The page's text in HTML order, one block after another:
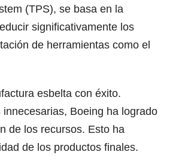
(TPS), se basa en la
significativamente los
de herramientas como el
esbelta con éxito.
Boeing ha logrado
de los recursos. Esto ha
de los productos finales.